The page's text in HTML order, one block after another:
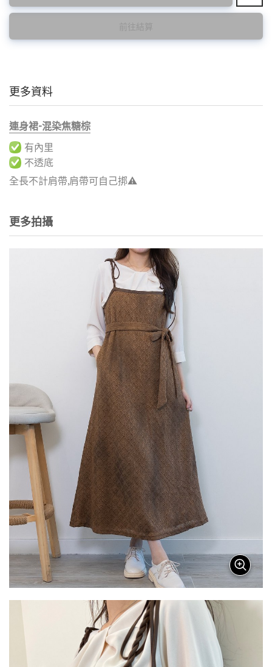
前往結算
更多資料
連身裙-混染焦糖棕
有內里
不透底
全長不計肩帶,肩帶可自己挷⚠️
更多拍攝